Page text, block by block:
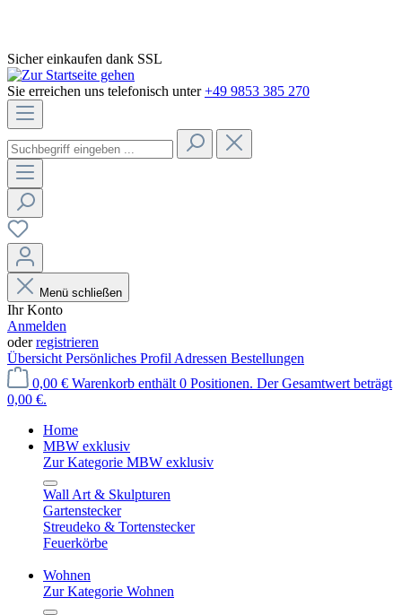
Sicher einkaufen dank SSL
Sie erreichen uns telefonisch unter +49 9853 385 270
Menü schließen
Ihr Konto
Anmelden
oderregistrieren
Übersicht Persönliches Profil Adressen Bestellungen
0,00 € Warenkorb enthält 0 Positionen. Der Gesamtwert beträgt
0,00 €.
Home
MBW exklusiv
Zur Kategorie MBW exklusiv
Wall Art & Skulpturen
Gartenstecker
Streudeko & Tortenstecker
Feuerkörbe
Wohnen
Zur Kategorie Wohnen